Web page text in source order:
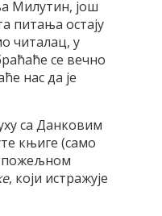
Милутин, још
питања остају
читалац, у
се вечно
нас да је
са Данковим
књиге (само
пожељном
, који истражује